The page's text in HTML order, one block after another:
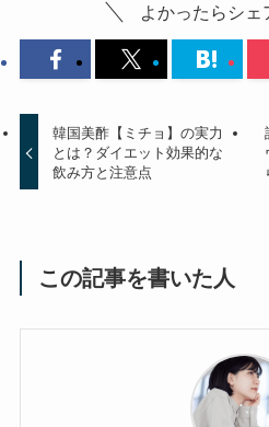
よかったらシェ
韓国美酢【ミチョ】の実力
とは？ダイエット効果的な
飲み方と注意点
この記事を書いた人